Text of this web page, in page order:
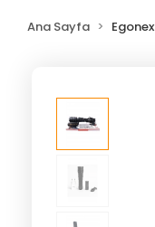
Ana Sayfa Egonex